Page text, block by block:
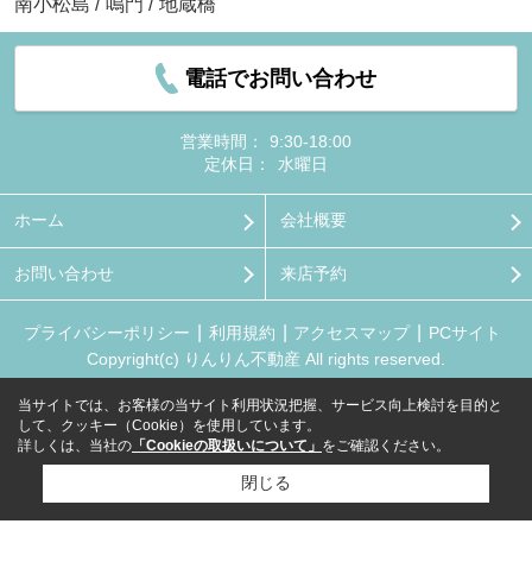
南小松島 / 鳴門 / 地蔵橋
電話でお問い合わせ
営業時間：
9:30-18:00
定休日：
水曜日
ホーム 会社概要
お問い合わせ 来店予約
プライバシーポリシー 利用規約 アクセスマップ
PCサイト
Copyright(c) りんりん不動産 All rights reserved.
当サイトでは、お客様の当サイト利用状況把握、サービス向上検討を目的と
して、クッキー（Cookie）を使用しています。
詳しくは、当社の 「Cookieの取扱いについて」 をご確認ください。
閉じる